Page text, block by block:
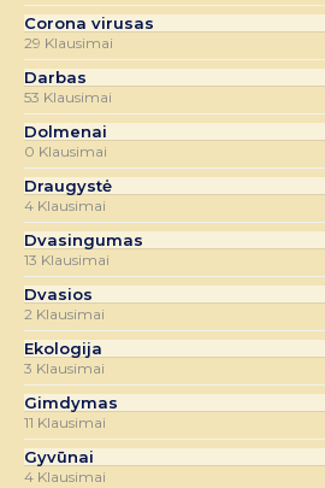
Corona virusas
29 Klausimai
Darbas
53 Klausimai
Dolmenai
0 Klausimai
Draugystė
4 Klausimai
Dvasingumas
13 Klausimai
Dvasios
2 Klausimai
Ekologija
3 Klausimai
Gimdymas
11 Klausimai
Gyvūnai
4 Klausimai